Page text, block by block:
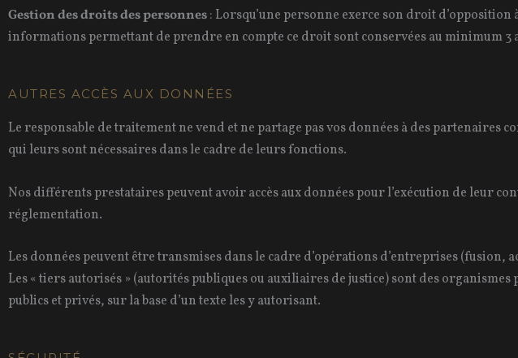
Gestion des droits des personnes: Lorsqu’une personne exerce son droit
informations permettant de prendre en compte ce droit sont conservées au minimum 3
AUTRES ACCÈS AUX DONNÉES
Le responsable de traitement ne vend et ne partage pas vos données à des partenaires
qui leurs sont nécessaires dans le cadre de leurs fonctions.
Nos différents prestataires peuvent avoir accès aux données pour l’exécution de leur
réglementation.
Les données peuvent être transmises dans le cadre d’opérations d’entreprises
Les « tiers autorisés » (autorités publiques ou auxiliaires de justice) sont des
publics et privés, sur la base d’un texte les y autorisant.